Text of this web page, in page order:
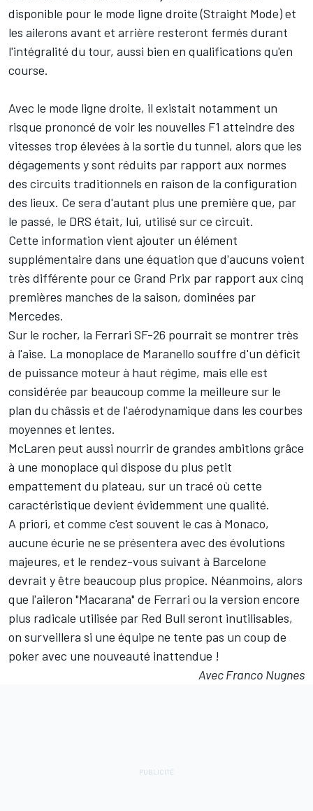
disponible pour le mode ligne droite (Straight Mode) et
les ailerons avant et arrière resteront fermés durant
l'intégralité du tour, aussi bien en qualifications qu'en
course.
Avec le mode ligne droite, il existait notamment un
risque prononcé de voir les nouvelles F1 atteindre des
vitesses trop élevées à la sortie du tunnel, alors que les
dégagements y sont réduits par rapport aux normes
des circuits traditionnels en raison de la configuration
des lieux. Ce sera d'autant plus une première que, par
le passé, le DRS était, lui, utilisé sur ce circuit.
Cette information vient ajouter un élément
supplémentaire dans une équation que d'aucuns voient
très différente pour ce Grand Prix par rapport aux cinq
premières manches de la saison, dominées par
Mercedes.
Sur le rocher, la Ferrari SF-26 pourrait se montrer très
à l'aise. La monoplace de Maranello souffre d'un déficit
de puissance moteur à haut régime, mais elle est
considérée par beaucoup comme la meilleure sur le
plan du châssis et de l'aérodynamique dans les courbes
moyennes et lentes.
McLaren peut aussi nourrir de grandes ambitions grâce
à une monoplace qui dispose du plus petit
empattement du plateau, sur un tracé où cette
caractéristique devient évidemment une qualité.
A priori, et comme c'est souvent le cas à Monaco,
aucune écurie ne se présentera avec des évolutions
majeures, et le rendez-vous suivant à Barcelone
devrait y être beaucoup plus propice. Néanmoins, alors
que l'aileron "Macarana" de Ferrari ou la version encore
plus radicale utilisée par Red Bull seront inutilisables,
on surveillera si une équipe ne tente pas un coup de
poker avec une nouveauté inattendue !
Avec Franco Nugnes